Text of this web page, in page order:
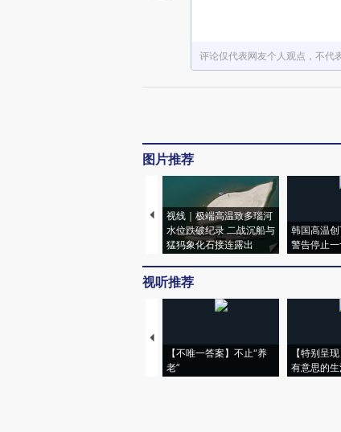
评论仅代表网友个人观点，不代
图片推荐
视线｜极端高温致多瑙河
水位跌破纪录 二战沉船与
猛犸象化石接连露出
韩国高温
警告停止
视听推荐
【不唯一答案】不止“养
老”
【特别呈
有意思的生